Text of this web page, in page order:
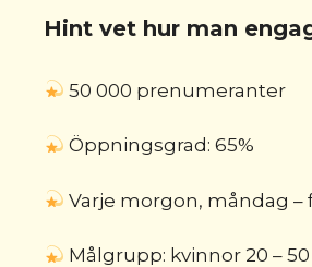
Hint vet hur man
50 000 prenumeranter
Öppningsgrad: 65%
Varje morgon, måndag –
Målgrupp: kvinnor 20 –